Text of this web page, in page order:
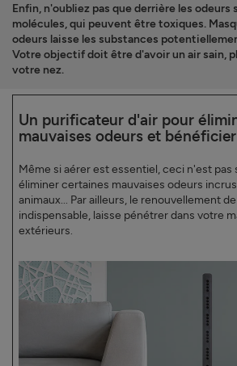
Enfin, n'oubliez pas que derrière les odeurs
molécules, qui peuvent être toxiques.
odeurs laisse les substances
Votre objectif doit être d'avoir un air sain,
votre nez.
Un purificateur d'air pour
mauvaises odeurs et
Même si aérer est essentiel, ceci n'est
éliminer certaines mauvaises odeurs
animaux... Par ailleurs, le renouvellement
indispensable, laisse pénétrer dans votre
extérieurs.